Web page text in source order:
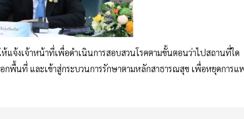
แจ้งเจ้าหน้าที่เพื่อดำเนินการสอบสวนโรคตามขั้นตอนว่าไปสถานที่ใด
พื้นที่ และเข้าสู่กระบวนการรักษาตามหลักสาธารณสุข เพื่อหยุดการแ